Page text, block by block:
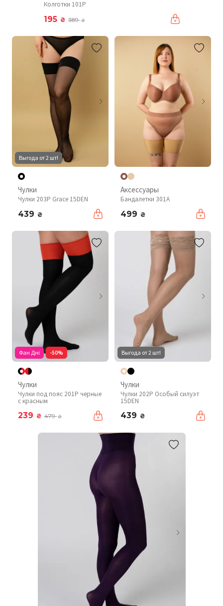
Колготки 101P
195 ₴ 389₴
Выгода от 2 шт!
Чулки
Чулки 203P Grace 15DEN
439 ₴
Аксессуары
Бандалетки 301A
499 ₴
Фан Дні -50%
Чулки
Чулки под пояс 201P черные
с красным
239 ₴ 479₴
Выгода от 2 шт!
Чулки
Чулки 202P Особый силуэт
15DEN
439 ₴